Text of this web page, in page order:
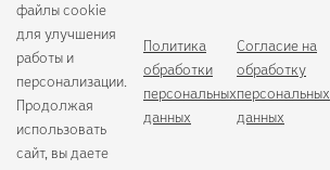
файлы cookie
для улучшения
работы и
персонализации.
Продолжая
использовать
сайт, вы даете
Политика
обработки
персональных
данных
Согласие на
обработку
персональных
данных